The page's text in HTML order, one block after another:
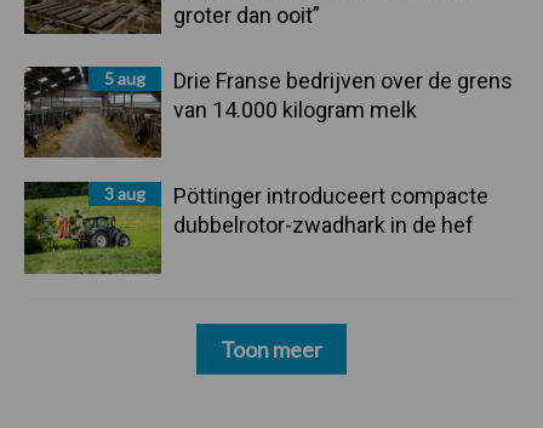
groter dan ooit”
5 aug
Drie Franse bedrijven over de grens
van 14.000 kilogram melk
3 aug
Pöttinger introduceert compacte
dubbelrotor-zwadhark in de hef
Toon meer